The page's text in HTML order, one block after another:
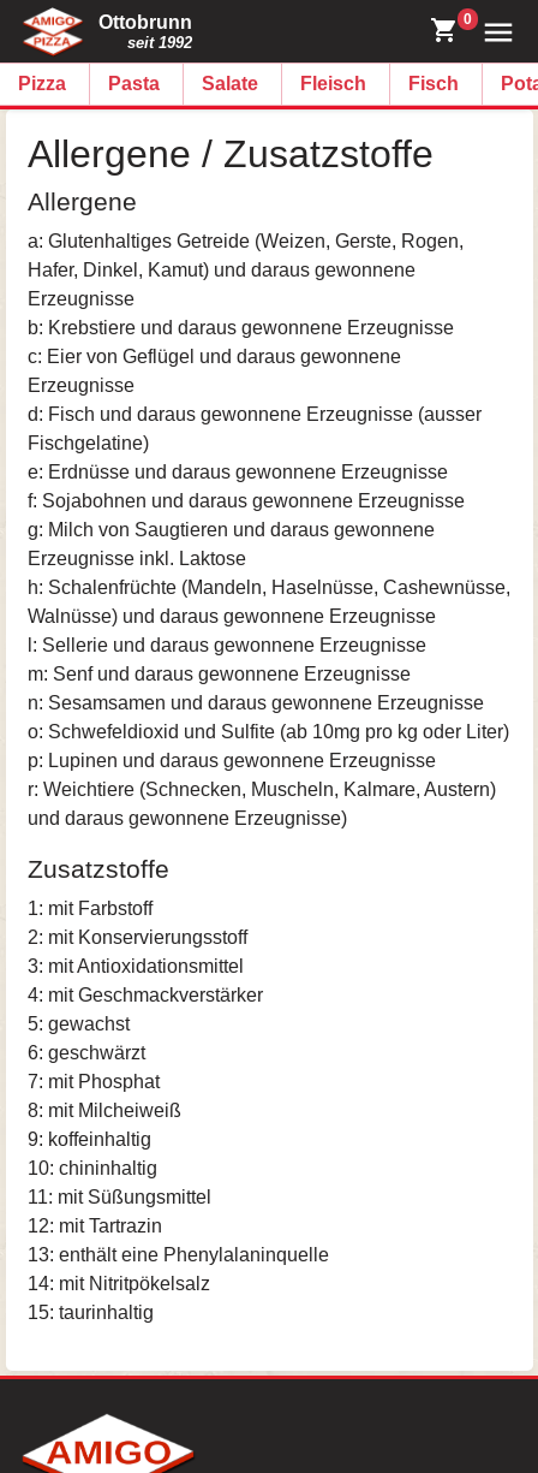
Ottobrunn
seit 1992
0
Pizza Pasta Salate Fleisch Fisch
Allergene / Zusatzstoffe
Allergene
a: Glutenhaltiges Getreide (Weizen, Gerste, Rogen,
Hafer, Dinkel, Kamut) und daraus gewonnene
Erzeugnisse
b: Krebstiere und daraus gewonnene Erzeugnisse
c: Eier von Geflügel und daraus gewonnene
Erzeugnisse
d: Fisch und daraus gewonnene Erzeugnisse (ausser
Fischgelatine)
e: Erdnüsse und daraus gewonnene Erzeugnisse
f: Sojabohnen und daraus gewonnene Erzeugnisse
g: Milch von Saugtieren und daraus gewonnene
Erzeugnisse inkl. Laktose
h: Schalenfrüchte (Mandeln, Haselnüsse, Cashewnüsse,
Walnüsse) und daraus gewonnene Erzeugnisse
l: Sellerie und daraus gewonnene Erzeugnisse
m: Senf und daraus gewonnene Erzeugnisse
n: Sesamsamen und daraus gewonnene Erzeugnisse
o: Schwefeldioxid und Sulfite (ab 10mg pro kg oder Liter)
p: Lupinen und daraus gewonnene Erzeugnisse
r: Weichtiere (Schnecken, Muscheln, Kalmare, Austern)
und daraus gewonnene Erzeugnisse)
Zusatzstoffe
1: mit Farbstoff
2: mit Konservierungsstoff
3: mit Antioxidationsmittel
4: mit Geschmackverstärker
5: gewachst
6: geschwärzt
7: mit Phosphat
8: mit Milcheiweiß
9: koffeinhaltig
10: chininhaltig
11: mit Süßungsmittel
12: mit Tartrazin
13: enthält eine Phenylalaninquelle
14: mit Nitritpökelsalz
15: taurinhaltig